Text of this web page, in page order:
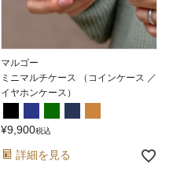
マルゴー
ミニマルチケース （コインケース ／
イヤホンケース）
¥9,900税込
詳細を見る